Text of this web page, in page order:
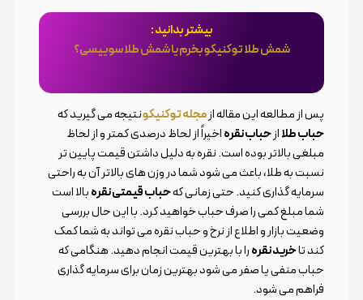
بیشتر بدانید :
شمش طلا توکنیکو بخرم یا شمش طلا سوییسی؟
پس از مطالعه این مقاله ازمجله توکنیکونتیجه می گیرید که
حباب طلاازحباب نقرهاخیراً از لحاظ درصدی کمتر و از لحاظ
مبلغی بالاتر بوده است. نقره به دلیل داشتن قیمت پایین تر
نسبت به طلا، باعث می شود شما در وزن های بالاتر آن به راحتی
سرمایه گذاری کنید. حتی زمانی کهحباب قیمتی نقرهبالا است
شما مبلغ کمی را صرف حباب خواهید کرد. با این حال بررسی
وضعیت بازار و اطلاع از نرخ و حباب نقره می تواند به شما کمک
کند تاخرید نقرهرا با بهترین قیمت انجام دهید. هنگامی که
حباب منفی یا صفر می شود بهترین زمان برای سرمایه گذاری
فراهم می شود.